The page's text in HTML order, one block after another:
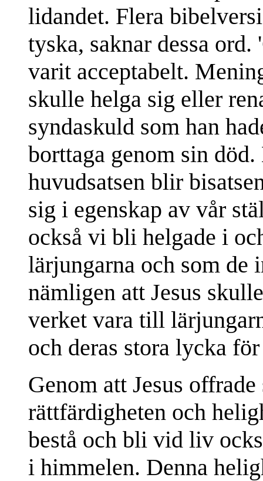
lidandet. Flera
tyska, saknar dessa
varit acceptabelt.
skulle helga sig eller
syndaskuld som han
borttaga genom sin
huvudsatsen blir
sig i egenskap av vår
också vi bli helgade i
lärjungarna och som de
nämligen att Jesus
verket vara till
och deras stora lycka
Genom att Jesus
rättfärdigheten och
bestå och bli vid liv
i himmelen. Denna